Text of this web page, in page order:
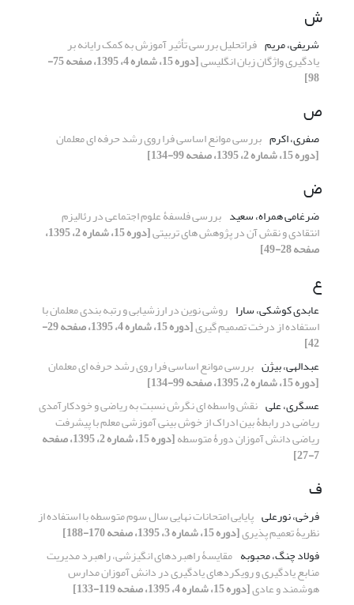
ش
شریفی، مریم فراتحلیل بررسی تأثیر آموزش به کمک رایانه بر
یادگیری واژگان زبان انگلیسی [دوره 15، شماره 4، 1395، صفحه 75-
98]
ص
صفری، اکرم بررسی موانع اساسی فرا روی رشد حرفه ای معلمان
[دوره 15، شماره 2، 1395، صفحه 99-134]
ض
ضرغامی همراه، سعید بررسی فلسفۀ علوم اجتماعی در رئالیزم
انتقادی و نقش آن در پژوهش های تربیتی [دوره 15، شماره 2، 1395،
صفحه 28-49]
ع
عابدی کوشکی، سارا روشی نوین در ارزشیابی و رتبه بندی معلمان با
استفاده از درخت تصمیم گیری [دوره 15، شماره 4، 1395، صفحه 29-
42]
عبدالهی، بیژن بررسی موانع اساسی فرا روی رشد حرفه ای معلمان
[دوره 15، شماره 2، 1395، صفحه 99-134]
عسگری، علی نقش واسطه ای نگرش نسبت به ریاضی و خودکارآمدی
ریاضی در رابطۀ بین ادراک از خوش بینی آموزشی معلم با پیشرفت
ریاضی دانش آموزان دورۀ متوسطه [دوره 15، شماره 2، 1395، صفحه
7-27]
ف
فرخی، نورعلی پایایی امتحانات نهایی سال سوم متوسطه با استفاده از
نظریۀ تعمیم پذیری[دوره 15، شماره 3، 1395، صفحه 170-188]
فولاد چنگ، محبوبه مقایسۀ راهبردهای انگیزشی، راهبرد مدیریت
منابع یادگیری و رویکردهای یادگیری در دانش آموزان مدارس
هوشمند و عادی[دوره 15، شماره 4، 1395، صفحه 119-133]